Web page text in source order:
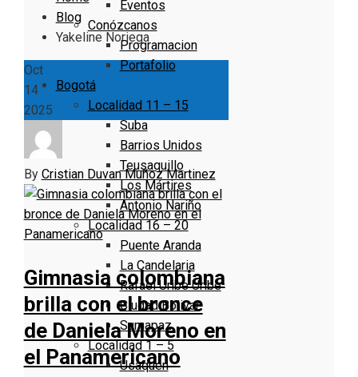
Eventos
Conózcanos
Programacion
Portafolio
Bogotá
Localidad 11 – 15
Suba
Barrios Unidos
Teusaquillo
Los Mártires
Antonio Nariño
Localidad 16 – 20
Puente Aranda
La Candelaria
Rafael Uribe Uribe
Ciudad Bolivar
Sumapaz
Localidad 1 – 5
Usaquen
Blog
Yakeline Noriega
Oct
14
2025
By Cristian Duvan Muñoz Martinez
Gimnasia colombiana
brilla con el bronce
de Daniela Moreno en
el Panamericano